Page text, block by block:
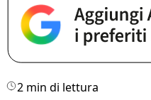
2 min di lettura